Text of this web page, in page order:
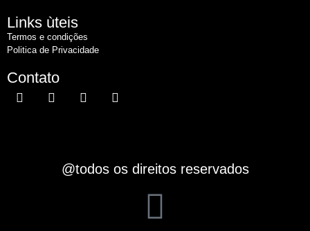
Links ùteis
Termos e condições
Politica de Privacidade
Contato
@todos os direitos reservados